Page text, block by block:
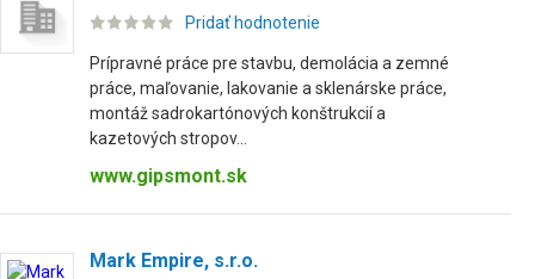
Pridať hodnotenie
Prípravné práce pre stavbu, demolácia a zemné
práce, maľovanie, lakovanie a sklenárske práce,
montáž sadrokartónových konštrukcií a
kazetových stropov...
www.gipsmont.sk
Mark Empire, s.r.o.